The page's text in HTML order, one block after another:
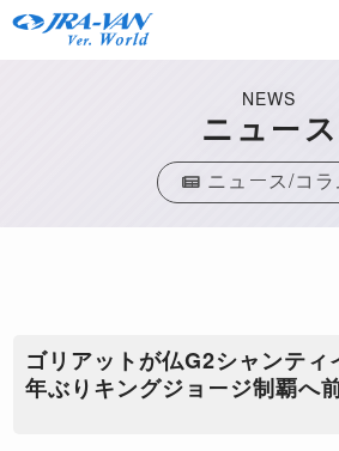
NEWS
ニュース
ニュース/コラ
ゴリアットが仏G2シャンティ
年ぶりキングジョージ制覇へ